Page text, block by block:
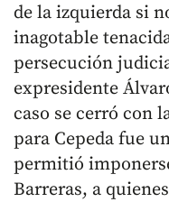
de la izquierda si
inagotable
persecución
expresidente
caso se cerró con
para Cepeda fue
permitió
Barreras, a